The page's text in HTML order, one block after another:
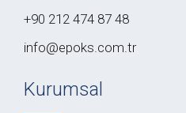
+90 212 474 87 48
info@epoks.com.tr
Kurumsal